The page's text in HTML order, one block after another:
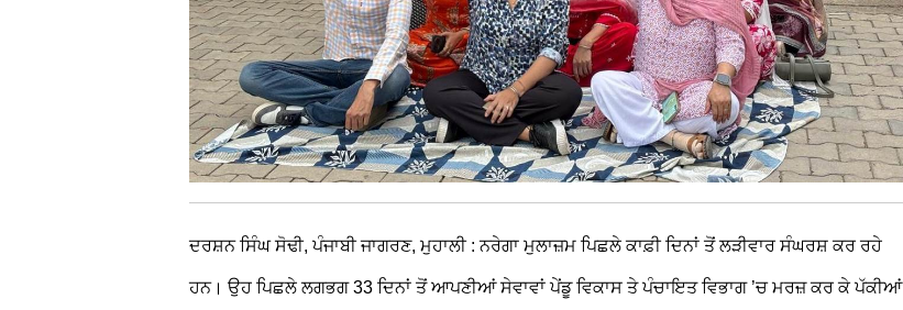
ਦਰਸ਼ਨ ਸਿੰਘ ਸੋਢੀ, ਪੰਜਾਬੀ ਜਾਗਰਣ, ਮੁਹਾਲੀ : ਨਰੇਗਾ ਮੁਲਾਜ਼ਮ ਪਿਛਲੇ ਕਾਫ਼ੀ ਦਿਨਾਂ ਤੋਂ ਲੜੀਵਾਰ ਸੰਘਰਸ਼ ਕਰ ਰਹੇ
ਹਨ। ਉਹ ਪਿਛਲੇ ਲਗਭਗ 33 ਦਿਨਾਂ ਤੋਂ ਆਪਣੀਆਂ ਸੇਵਾਵਾਂ ਪੇਂਡੂ ਵਿਕਾਸ ਤੇ ਪੰਚਾਇਤ ਵਿਭਾਗ ’ਚ ਮਰਜ਼ ਕਰ ਕੇ ਪੱਕੀਆਂ